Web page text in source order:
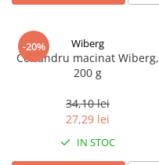
-20% Wiberg
Coriandru macinat Wiberg,
200 g
34,10 lei
27,29 lei
IN STOC